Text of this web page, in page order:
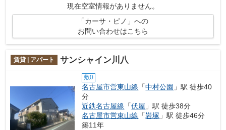
現在空室情報がありません。
「カーサ・ピノ」への
お問い合わせはこちら
賃貸 | アパート サンシャイン川八
敷0
名古屋市営東山線 「中村公園 」駅 徒歩40
分
近鉄名古屋線 「伏屋 」駅 徒歩38分
名古屋市営東山線 「岩塚 」駅 徒歩46分
築11年